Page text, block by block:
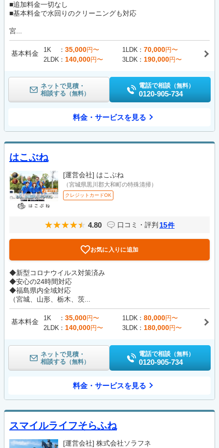
■追加料金一切なし
■基本料金で水回りのクリーニングも対応
宮...
基本料金 1K 35,000円〜 1LDK 70,000円〜
2LDK
140,000円〜 3LDK 190,000円〜
ネットで見積・
相談する （無料）
電話で相談 （無料）
0120-905-734
料金・サービスを見る
はこぶね
[運営会社] はこぶね
（宮城県黒川郡大和町の特殊清掃）
クレジットカードOK
4.80 口コミ・評判 15件
お気に入りに追加
◆新型コロナウイルス対策済み
◆安心の24時間対応
◆福島県内全域対応
（宮城、山形、栃木、茨...
基本料金 1K 35,000円〜 1LDK 80,000円〜
2LDK
140,000円〜 3LDK 180,000円〜
ネットで見積・
相談する （無料）
電話で相談 （無料）
0120-905-734
料金・サービスを見る
スマイルライフそらふね
[運営会社] 株式会社ソラフネ